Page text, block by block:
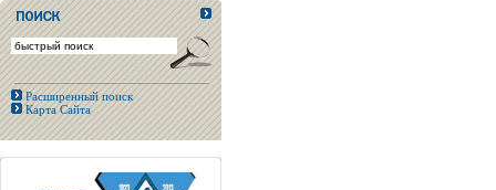
Расширенный поиск
Карта Сайта